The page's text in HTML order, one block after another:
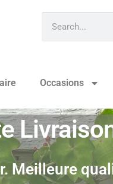
Occasions
Meilleure